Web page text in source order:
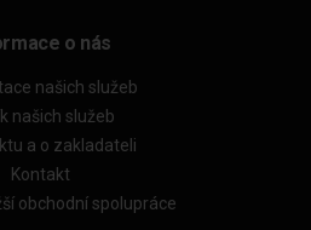
o nás
našich služeb
našich služeb
a o zakladateli
Kontakt
obchodní spolupráce